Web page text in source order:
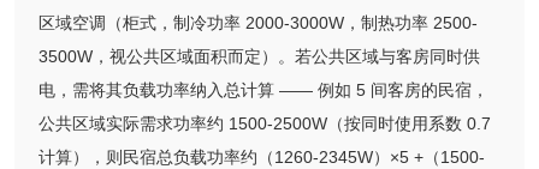
区域空调（柜式，制冷功率 2000-3000W，制热功率 2500-
3500W，视公共区域面积而定）。若公共区域与客房同时供
电，需将其负载功率纳入总计算 —— 例如 5 间客房的民宿，
公共区域实际需求功率约 1500-2500W（按同时使用系数 0.7
计算），则民宿总负载功率约（1260-2345W）×5 +（1500-